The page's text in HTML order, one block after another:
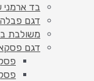
בד ארמני עם פייט
דגם פבלה – 120₪
משולבת בד פשתן
דגם פסקאדו – 139₪
פסקאדו בד
פסקאדו